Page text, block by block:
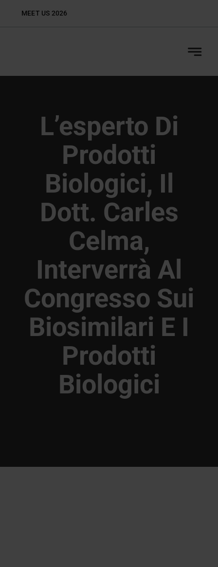
MEET US 2026
L’esperto Di
Prodotti
Biologici, Il
Dott. Carles
Celma,
Interverrà Al
Congresso Sui
Biosimilari E I
Prodotti
Biologici